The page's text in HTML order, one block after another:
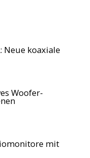
Neue koaxiale
Woofer-
mit